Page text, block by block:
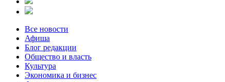
Все новости
Афиша
Блог редакции
Общество и власть
Культура
Экономика и бизнес